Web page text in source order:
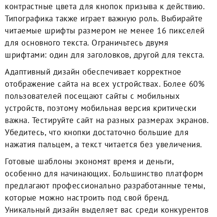
контрастные цвета для кнопок призыва к действию.
Типографика также играет важную роль. Выбирайте
читаемые шрифты размером не менее 16 пикселей
для основного текста. Ограничьтесь двумя
шрифтами: один для заголовков, другой для текста.
Адаптивный дизайн обеспечивает корректное
отображение сайта на всех устройствах. Более 60%
пользователей посещают сайты с мобильных
устройств, поэтому мобильная версия критически
важна. Тестируйте сайт на разных размерах экранов.
Убедитесь, что кнопки достаточно большие для
нажатия пальцем, а текст читается без увеличения.
Готовые шаблоны экономят время и деньги,
особенно для начинающих. Большинство платформ
предлагают профессионально разработанные темы,
которые можно настроить под свой бренд.
Уникальный дизайн выделяет вас среди конкурентов